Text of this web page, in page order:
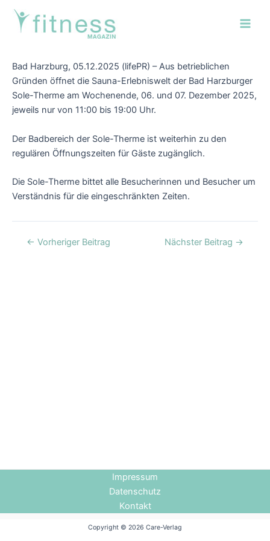
Zum
Inhalt
springen
Bad Harzburg, 05.12.2025 (lifePR) – Aus betrieblichen
Gründen öffnet die Sauna-Erlebniswelt der Bad Harzburger
Sole-Therme am Wochenende, 06. und 07. Dezember 2025,
jeweils nur von 11:00 bis 19:00 Uhr.
Der Badbereich der Sole-Therme ist weiterhin zu den
regulären Öffnungszeiten für Gäste zugänglich.
Die Sole-Therme bittet alle Besucherinnen und Besucher um
Verständnis für die eingeschränkten Zeiten.
Post
navigation
← Vorheriger Beitrag Nächster Beitrag →
Impressum
Datenschutz
Kontakt
Copyright © 2026 Care-Verlag